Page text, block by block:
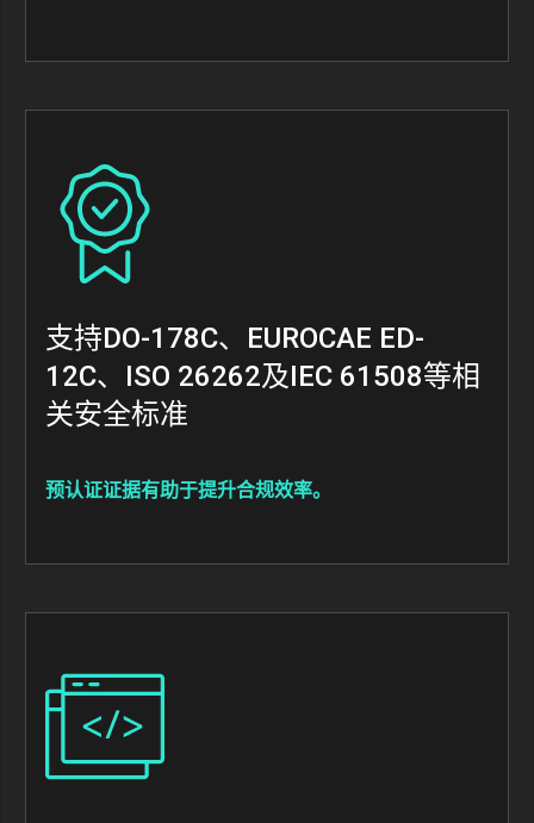
Image
支持DO-178C、EUROCAE ED-
12C、ISO 26262及IEC 61508等相
关安全标准
预认证证据有助于提升合规效率。
Image